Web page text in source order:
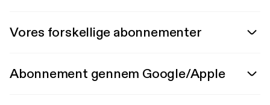
Vores forskellige abonnementer
Abonnement gennem Google/Apple